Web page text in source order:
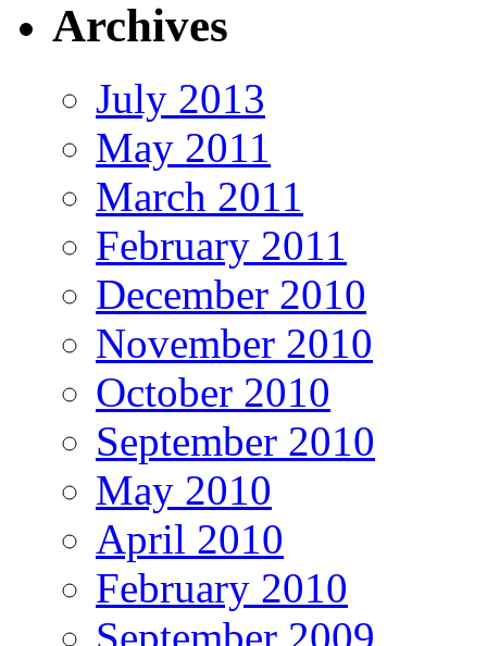
Archives
July 2013
May 2011
March 2011
February 2011
December 2010
November 2010
October 2010
September 2010
May 2010
April 2010
February 2010